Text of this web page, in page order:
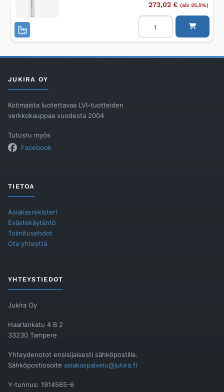
273,02 € (alv 25,5%)
Pesuallashana
Damixa
SILHOUET
Teräs
JUKIRA OY
Kotimaista luotettavaa LVI-tuotteiden
verkkokauppaa vuodesta 2004
Tutustu myös
Facebook
TIETOA
Asiakasrekisteri
Evästekäytäntö
Toimitusehdot
Ota yhteyttä
YHTEYSTIEDOT
Jukira Oy
Haarlankatu 4 B 2
33230 Tampere
Yhteydenotot ensisijaisesti sähköpostilla.
Sähköpostiosoite asiakaspalvelu@jukira.fi
Y-tunnus: 1914565-6